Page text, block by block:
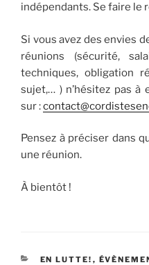
indépendants. Se faire le
Si vous avez des envies
réunions (sécurité,
techniques, obligation
sujet,… ) n’hésitez pas à
sur :
Pensez à préciser dans
une réunion.
À bientôt !
CATÉGORIES
EN LUTTE! ,